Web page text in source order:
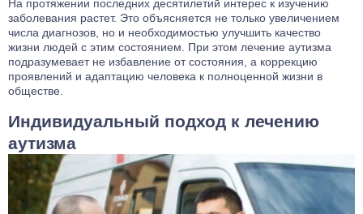
На протяжении последних десятилетий интерес к изучению
заболевания растет. Это объясняется не только увеличением
числа диагнозов, но и необходимостью улучшить качество
жизни людей с этим состоянием. При этом лечение аутизма
подразумевает не избавление от состояния, а коррекцию
проявлений и адаптацию человека к полноценной жизни в
обществе.
Индивидуальный подход к лечению
аутизма